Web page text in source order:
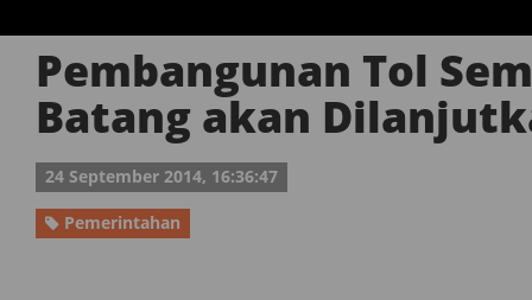
Pembangunan Tol
Batang akan
24 September 2014, 16:36:47
Pemerintahan